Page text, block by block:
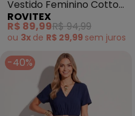
Vestido Feminino Cotton
Listrado (Azul)
ROVITEX
R$ 89,99R$ 94,99
ou 3x de R$ 29,99 sem juros
-40%